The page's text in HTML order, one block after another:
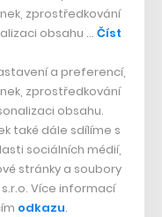
také zpřístupnit to
odreagovat u
ředitel O2
v Itálii
volání, odesílání
zdarma, stejně
zprostředkování
obsahu … Číst
a preferencí,
zprostředkování
obsahu.
také dále sdílíme s
sociálních médií,
stránky a soubory
Více informací
odkazu.